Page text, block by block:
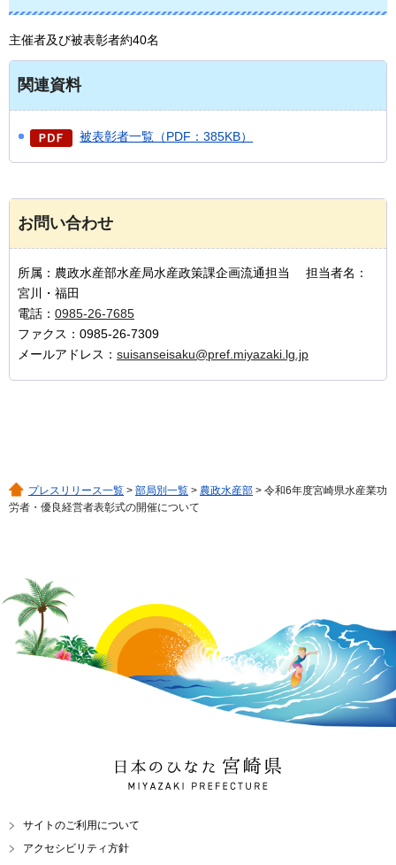
主催者及び被表彰者約40名
関連資料
被表彰者一覧（PDF：385KB）
お問い合わせ
所属：農政水産部水産局水産政策課企画流通担当 担当者名：
宮川・福田
電話： 0985-26-7685
ファクス：0985-26-7309
メールアドレス： suisanseisaku@pref.miyazaki.lg.jp
プレスリリース一覧 > 部局別一覧 > 農政水産部 > 令和6年度宮崎県水産業功
労者・優良経営者表彰式の開催について
日本のひなた 宮崎県
MIYAZAKI PREFECTURE
サイトのご利用について
アクセシビリティ方針